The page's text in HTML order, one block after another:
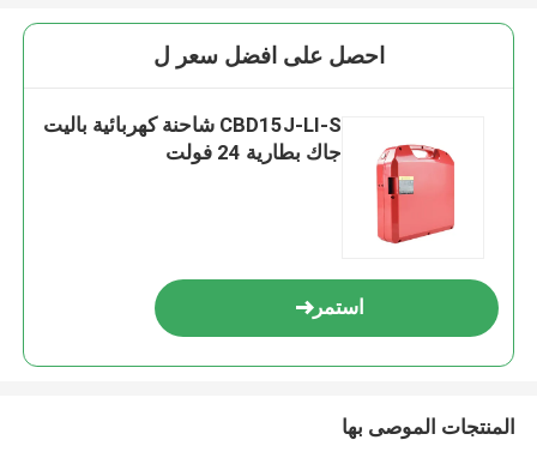
احصل على افضل سعر ل
CBD15J-LI-S شاحنة كهربائية باليت
جاك بطارية 24 فولت
استمر
المنتجات الموصى بها